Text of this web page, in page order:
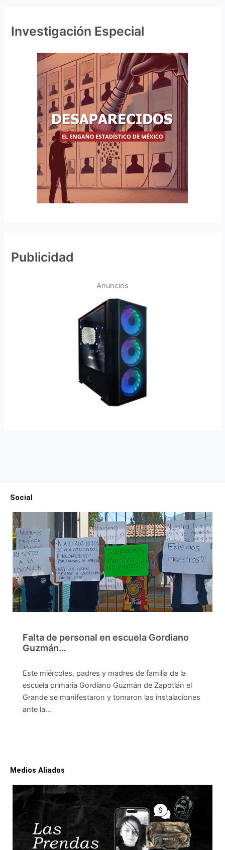
Investigación Especial
Publicidad
Anuncios
Social
Falta de personal en escuela Gordiano
Guzmán…
Este miércoles, padres y madres de familia de la
escuela primaria Gordiano Guzmán de Zapotlán el
Grande se manifestaron y tomaron las instalaciones
ante la…
Medios Aliados